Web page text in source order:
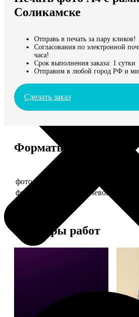
Продолжить без города
Соликамске
Отправь в печать за пару кликов!
Согласования по электронной
часа!
Срок выполнения заказа: 1 сутки
Отправим в любой город РФ и
Сделать заказ
Форматы и цены
фото 20х30 в деревянной рамке
фото 20х30 в алюминиевой рамке
Примеры работ